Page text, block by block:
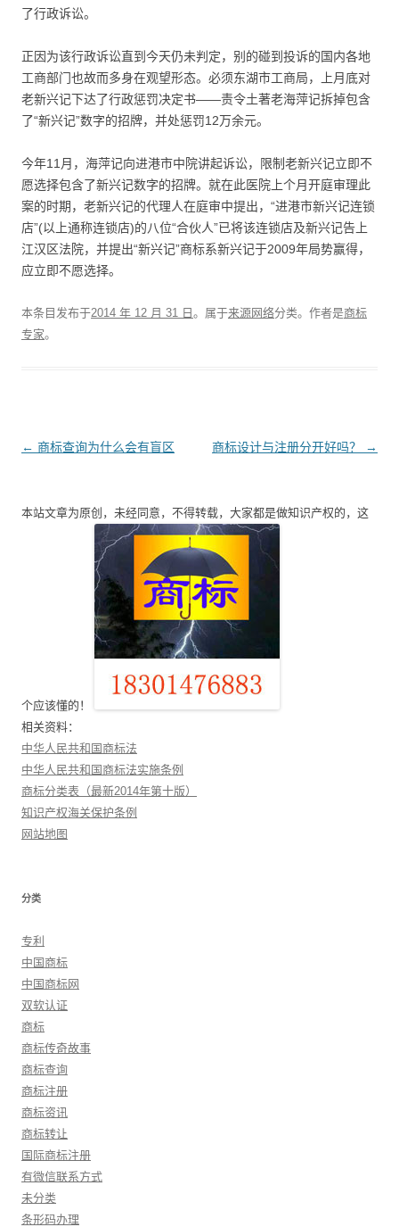
了行政诉讼。
正因为该行政诉讼直到今天仍未判定，别的碰到投诉的国内各地
工商部门也故而多身在观望形态。必须东湖市工商局，上月底对
老新兴记下达了行政惩罚决定书——责令土著老海萍记拆掉包含
了“新兴记”数字的招牌，并处惩罚12万余元。
今年11月，海萍记向进港市中院讲起诉讼，限制老新兴记立即不
愿选择包含了新兴记数字的招牌。就在此医院上个月开庭审理此
案的时期，老新兴记的代理人在庭审中提出，“进港市新兴记连锁
店”(以上通称连锁店)的八位“合伙人”已将该连锁店及新兴记告上
江汉区法院，并提出“新兴记”商标系新兴记于2009年局势赢得，
应立即不愿选择。
本条目发布于2014 年 12 月 31 日 。属于来源网络分类。 作者是商标
专家。
文
航
← 商标查询为什么会有盲区 商标设计与注册分开好吗？ →
本站文章为原创，未经同意，不得转载，大家都是做知识产权的，这
个应该懂的！
相关资料：
中华人民共和国商标法
中华人民共和国商标法实施条例
商标分类表（最新2014年第十版）
知识产权海关保护条例
网站地图
分类
专利
中国商标
中国商标网
双软认证
商标
商标传奇故事
商标查询
商标注册
商标资讯
商标转让
国际商标注册
有微信联系方式
未分类
条形码办理